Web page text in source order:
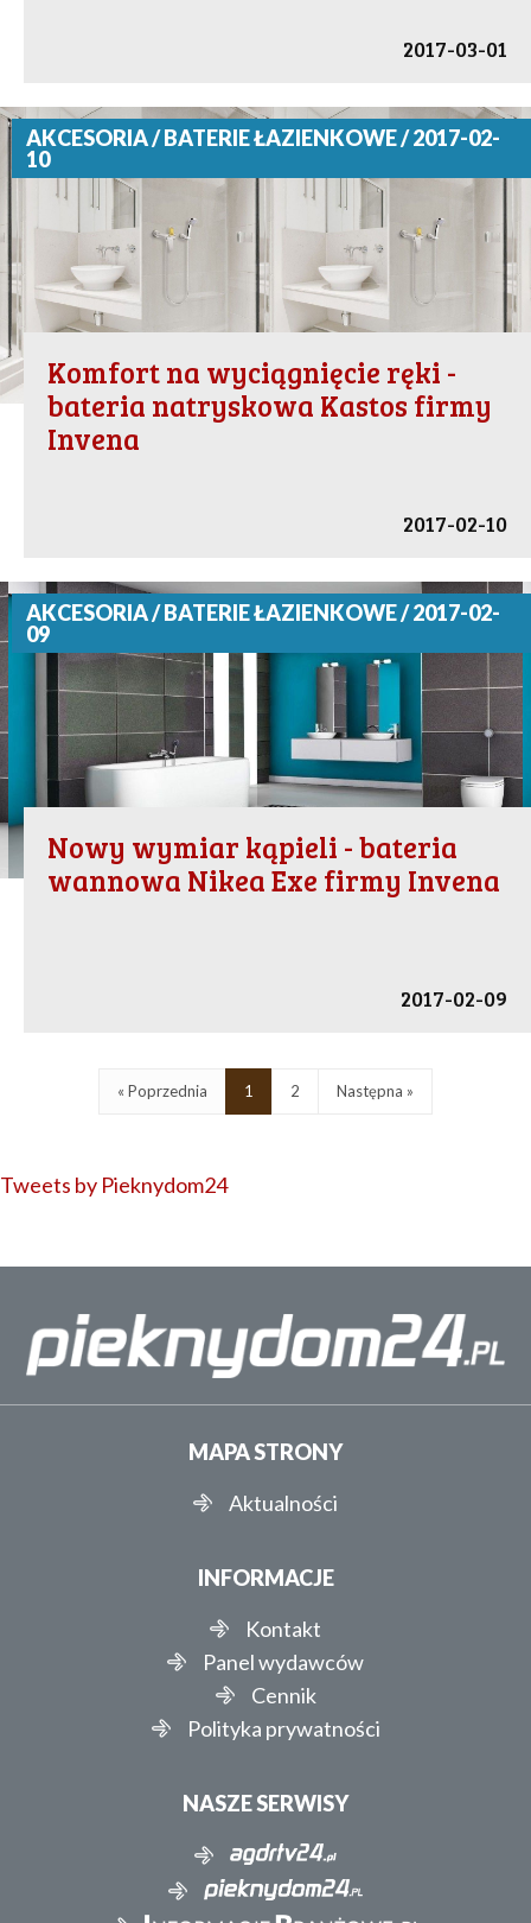
2017-03-01
AKCESORIA / BATERIE ŁAZIENKOWE / 2017-02-
10
Komfort na wyciągnięcie ręki -
bateria natryskowa Kastos firmy
Invena
2017-02-10
AKCESORIA / BATERIE ŁAZIENKOWE / 2017-02-
09
Nowy wymiar kąpieli - bateria
wannowa Nikea Exe firmy Invena
2017-02-09
« Poprzednia 1 2 Następna »
Tweets by Pieknydom24
MAPA STRONY
Aktualności
INFORMACJE
Kontakt
Panel wydawców
Cennik
Polityka prywatności
NASZE SERWISY